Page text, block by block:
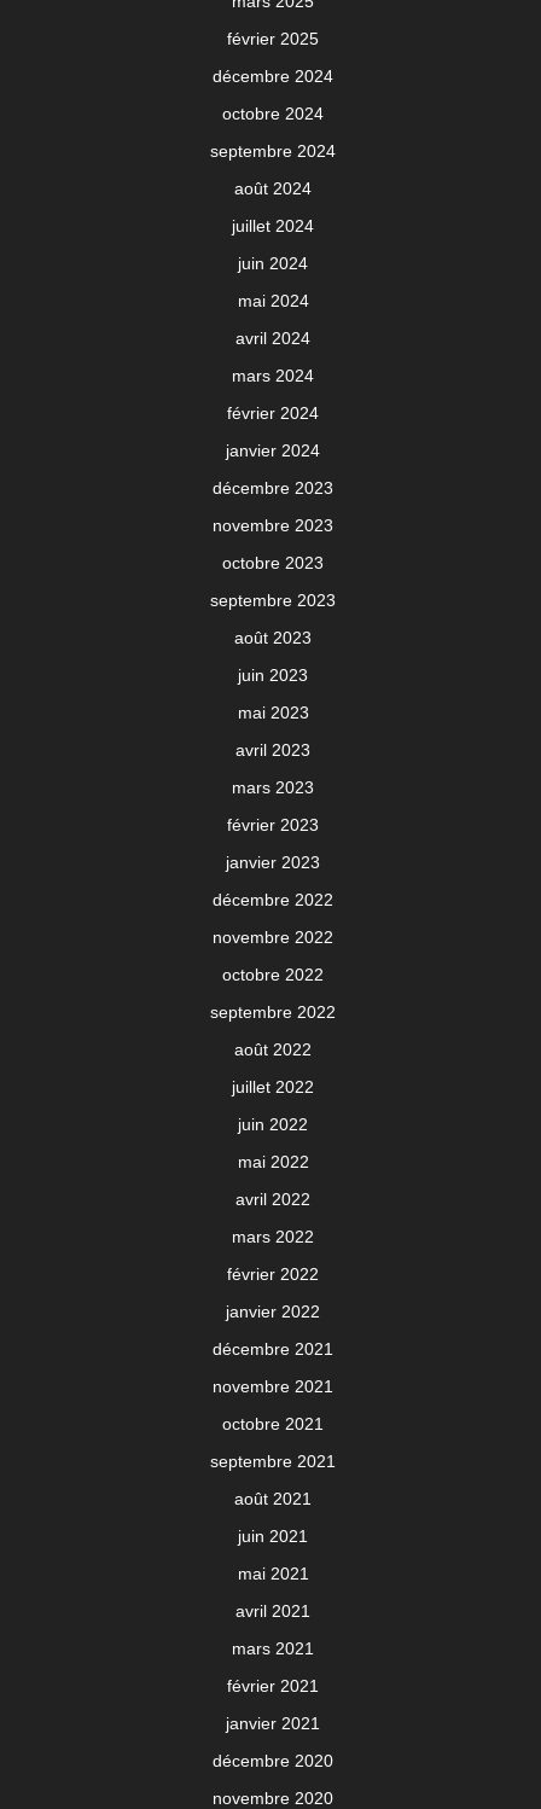
février 2025
décembre 2024
octobre 2024
septembre 2024
août 2024
juillet 2024
juin 2024
mai 2024
avril 2024
mars 2024
février 2024
janvier 2024
décembre 2023
novembre 2023
octobre 2023
septembre 2023
août 2023
juin 2023
mai 2023
avril 2023
mars 2023
février 2023
janvier 2023
décembre 2022
novembre 2022
octobre 2022
septembre 2022
août 2022
juillet 2022
juin 2022
mai 2022
avril 2022
mars 2022
février 2022
janvier 2022
décembre 2021
novembre 2021
octobre 2021
septembre 2021
août 2021
juin 2021
mai 2021
avril 2021
mars 2021
février 2021
janvier 2021
décembre 2020
novembre 2020